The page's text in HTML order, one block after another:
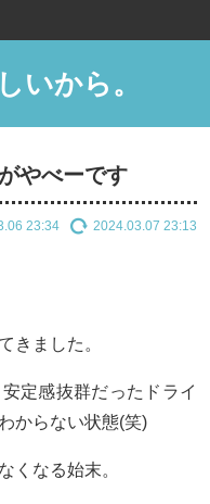
いから。
やべーです
23:34 2024.03.07 23:13
きました。
定感抜群だったドライ
からない状態(笑)
くなる始末。